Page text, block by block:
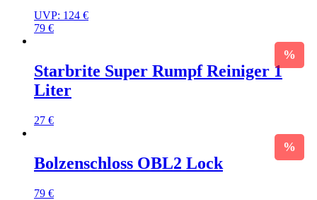
UVP: 124 €
79 €
Starbrite Super Rumpf Reiniger 1
Liter
27 €
Bolzenschloss OBL2 Lock
79 €